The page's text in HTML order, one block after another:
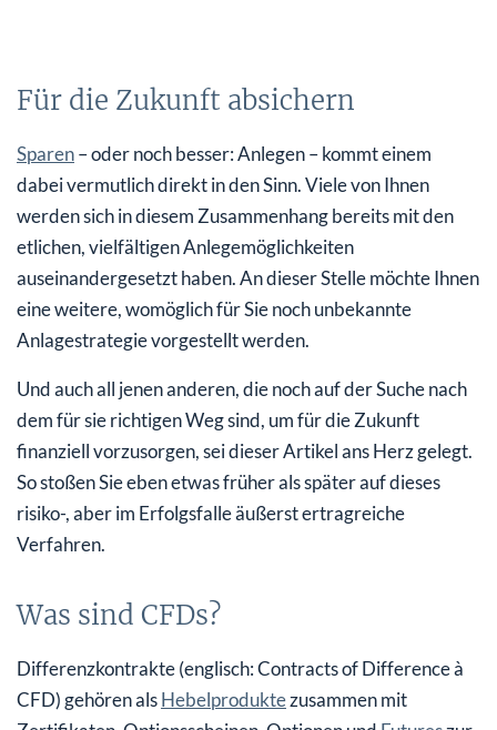
Für die Zukunft absichern
Sparen– oder noch besser: Anlegen – kommt einem
dabei vermutlich direkt in den Sinn. Viele von Ihnen
werden sich in diesem Zusammenhang bereits mit den
etlichen, vielfältigen Anlegemöglichkeiten
auseinandergesetzt haben. An dieser Stelle möchte Ihnen
eine weitere, womöglich für Sie noch unbekannte
Anlagestrategie vorgestellt werden.
Und auch all jenen anderen, die noch auf der Suche nach
dem für sie richtigen Weg sind, um für die Zukunft
finanziell vorzusorgen, sei dieser Artikel ans Herz gelegt.
So stoßen Sie eben etwas früher als später auf dieses
risiko-, aber im Erfolgsfalle äußerst ertragreiche
Verfahren.
Was sind CFDs?
Differenzkontrakte (englisch: Contracts of Difference à
CFD) gehören alsHebelproduktezusammen mit